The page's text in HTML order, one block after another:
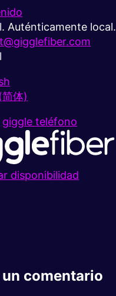
Auténticamente local.
体)
giggle teléfono
disponibilidad
un comentario